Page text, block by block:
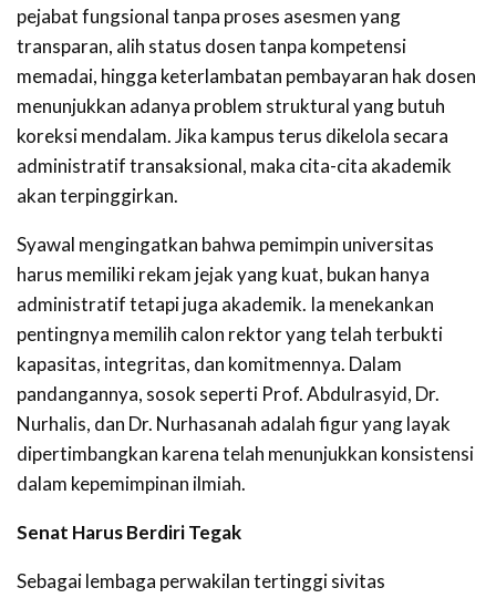
pejabat fungsional tanpa proses asesmen yang
transparan, alih status dosen tanpa kompetensi
memadai, hingga keterlambatan pembayaran hak dosen
menunjukkan adanya problem struktural yang butuh
koreksi mendalam. Jika kampus terus dikelola secara
administratif transaksional, maka cita-cita akademik
akan terpinggirkan.
Syawal mengingatkan bahwa pemimpin universitas
harus memiliki rekam jejak yang kuat, bukan hanya
administratif tetapi juga akademik. Ia menekankan
pentingnya memilih calon rektor yang telah terbukti
kapasitas, integritas, dan komitmennya. Dalam
pandangannya, sosok seperti Prof. Abdulrasyid, Dr.
Nurhalis, dan Dr. Nurhasanah adalah figur yang layak
dipertimbangkan karena telah menunjukkan konsistensi
dalam kepemimpinan ilmiah.
Senat Harus Berdiri Tegak
Sebagai lembaga perwakilan tertinggi sivitas